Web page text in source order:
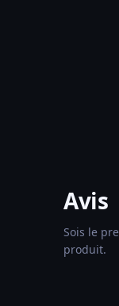
Avis
Sois le
produit.